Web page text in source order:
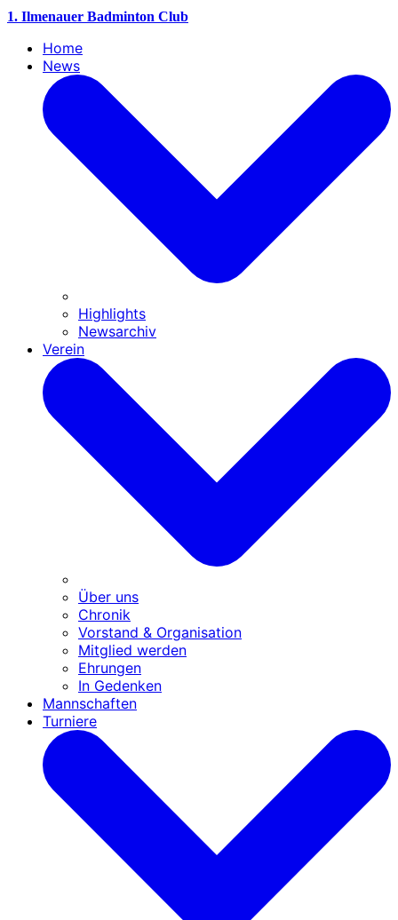
1. Ilmenauer Badminton Club
Home
News
Highlights
Newsarchiv
Verein
Über uns
Chronik
Vorstand & Organisation
Mitglied werden
Ehrungen
In Gedenken
Mannschaften
Turniere